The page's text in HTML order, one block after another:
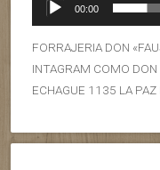
00:00
FORRAJERIA DON
INTAGRAM COMO
ECHAGUE 1135 LA PAZ